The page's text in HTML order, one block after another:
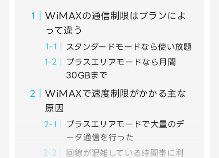
WiMAXの通信制限はプランによ
って違う
スタンダードモードなら使い放題
プラスエリアモードなら月間
30GBまで
WiMAXで速度制限がかかる主な
原因
プラスエリアモードで大量のデ
ータ通信を行った
回線が混雑している時間帯に利